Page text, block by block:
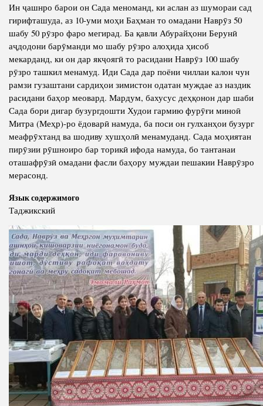
Ин ҷашнро барои он Сада меноманд, ки аслан аз шумораи сад
гирифташуда, аз 10-уми моҳи Баҳман то омадани Наврӯз 50
шабу 50 рӯзро фаро мегирад. Ба қавли Абурайҳони Берунӣ
аҷдодони барӯманди мо шабу рӯзро алоҳида ҳисоб
мекарданд, ки он дар якҷоягӣ то расидани Наврӯз 100 шабу
рӯзро ташкил менамуд. Иди Сада дар поёни чиллаи калон чун
рамзи гузаштани сардиҳои зимистон одатан муждае аз наздик
расидани баҳор меовард. Мардум, бахусус деҳқонон дар шаби
Сада бори дигар бузургдошти Худои гармию фурӯғи миноӣ
Митра (Меҳр)-ро ёдоварӣ намуда, ба поси он гулханҳои бузург
меафрӯхтанд ва шодиву хушҳолӣ менамуданд. Сада моҳиятан
пирӯзии рӯшноиро бар торикӣ ифода намуда, бо тантанаи
оташафрӯзӣ омадани фасли баҳору муждаи пешакии Наврӯзро
мерасонд.
Язык содержимого
Таджикский